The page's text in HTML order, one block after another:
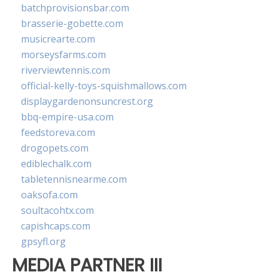
batchprovisionsbar.com
brasserie-gobette.com
musicrearte.com
morseysfarms.com
riverviewtennis.com
official-kelly-toys-squishmallows.com
displaygardenonsuncrest.org
bbq-empire-usa.com
feedstoreva.com
drogopets.com
ediblechalk.com
tabletennisnearme.com
oaksofa.com
soultacohtx.com
capishcaps.com
gpsyfl.org
MEDIA PARTNER III